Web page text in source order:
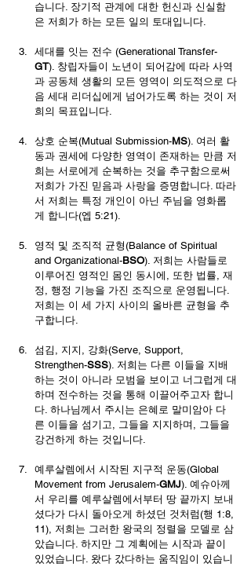
습니다. 장기적 관계에 대한 헌신과 신실함
은 저희가 하는 모든 일의 토대입니다.
세대를 잇는 전수 (Generational Transfer-
GT). 창립자들이 노년이 되어감에 따라 사역
과 공동체 생활의 모든 영역이 의도적으로 다
음 세대 리더십에게 넘어가도록 하는 것이 저
희의 목표입니다.
상호 순복(Mutual Submission-MS). 여러 활
동과 권세에 다양한 영역이 존재하는 만큼 저
희는 서로에게 순복하는 것을 추구함으로써
저희가 가진 믿음과 사랑을 증명합니다. 따라
서 저희는 특정 개인이 아닌 주님을 영화롭
게 합니다(엡 5:21).
영적 및 조직적 균형(Balance of Spiritual
and Organizational-BSO). 저희는 사람들로
이루어진 영적인 몸인 동시에, 또한 법률, 재
정, 행정 기능을 가진 조직으로 운영됩니다.
저희는 이 세 가지 사이의 올바른 균형을 추
구합니다.
섬김, 지지, 강화(Serve, Support,
Strengthen-SSS). 저희는 다른 이들을 지배
하는 것이 아니라 모범을 보이고 너그럽게 대
하며 전수하는 것을 통해 이끌어주고자 합니
다. 하나님께서 주시는 은혜로 말미암아 다
른 이들을 섬기고, 그들을 지지하며, 그들을
강건하게 하는 것입니다.
예루살렘에서 시작된 지구적 운동(Global
Movement from Jerusalem-GMJ). 예슈아께
서 우리를 예루살렘에서부터 땅 끝까지 보내
셨다가 다시 돌아오게 하셨던 것처럼(행 1:8,
11), 저희는 그러한 왕국의 정렬을 모델로 삼
았습니다. 하지만 그 계획에는 시작과 끝이
있었습니다. 왔다 갔다하는 움직임이 있습니